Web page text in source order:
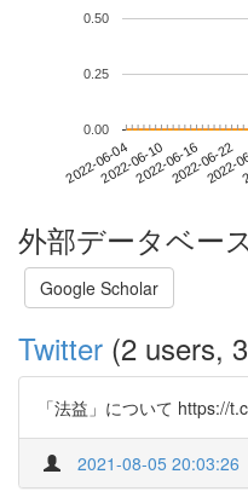
2022-06-042022-06-102022-06-162022-06-22
2022-
0.00
0.25
0.50
外部データベー
Google Scholar
Twitter (2 users,
「法益」について https://
2021-08-05 20:03:26